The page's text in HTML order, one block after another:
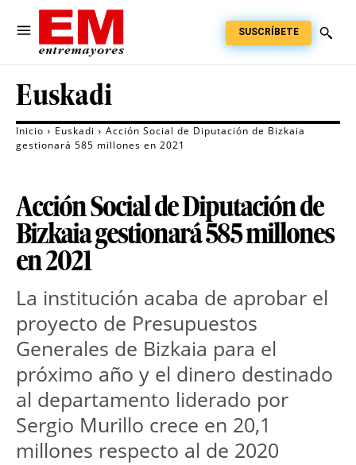
SUSCRÍBETE
Euskadi
Inicio Euskadi
Acción Social de Diputación de Bizkaia
gestionará 585 millones en 2021
Acción Social de Diputación de
Bizkaia gestionará 585 millones
en 2021
La institución acaba de aprobar el
proyecto de Presupuestos
Generales de Bizkaia para el
próximo año y el dinero destinado
al departamento liderado por
Sergio Murillo crece en 20,1
millones respecto al de 2020